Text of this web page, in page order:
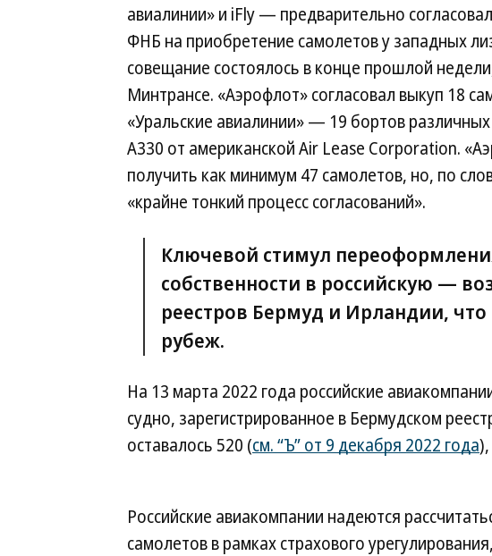
авиалинии» и iFly — предварительно
ФНБ на приобретение самолетов у западных
совещание состоялось в конце прошлой
Минтрансе. «Аэрофлот» согласовал выкуп 18
«Уральские авиалинии» — 19 бортов
A330 от американской Air Lease Corporation.
получить как минимум 47 самолетов, но, по
«крайне тонкий процесс согласований».
Ключевой стимул
собственности в российскую —
реестров Бермуд и Ирландии, что
рубеж.
На 13 марта 2022 года российские
судно, зарегистрированное в Бермудском
оставалось 520 (см. “Ъ” от 9 декабря 2022 года
Российские авиакомпании надеются
самолетов в рамках страхового